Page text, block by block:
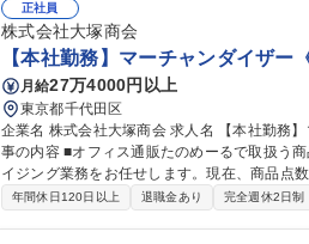
正社員
株式会社大塚商会
【本社勤務】マーチャンダイザ
月給27万4000円以上
東京都千代田区
企業名 株式会社大塚商会 求人名 【本社勤務】マーチャンダイザー《オフィス通販「たのめーる」取扱商品》 仕
事の内容 ■オフィス通販たのめーるで取扱う
イジング業務をお任せします。現在、商品点
【具体的には】■担当商材の商品仕様、品質
年間休日120日以上 退職金あり 完全週休2日制